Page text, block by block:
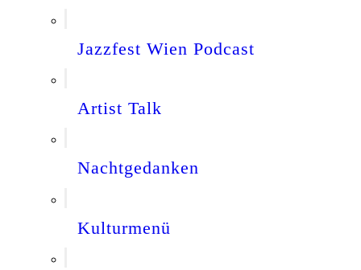
Jazzfest Wien Podcast
Artist Talk
Nachtgedanken
Kulturmenü